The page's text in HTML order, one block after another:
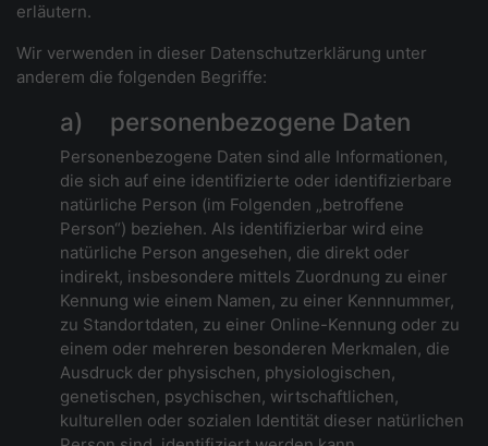
erläutern.
Wir verwenden in dieser Datenschutzerklärung unter
anderem die folgenden Begriffe:
a) personenbezogene Daten
Personenbezogene Daten sind alle Informationen,
die sich auf eine identifizierte oder identifizierbare
natürliche Person (im Folgenden „betroffene
Person“) beziehen. Als identifizierbar wird eine
natürliche Person angesehen, die direkt oder
indirekt, insbesondere mittels Zuordnung zu einer
Kennung wie einem Namen, zu einer Kennnummer,
zu Standortdaten, zu einer Online-Kennung oder zu
einem oder mehreren besonderen Merkmalen, die
Ausdruck der physischen, physiologischen,
genetischen, psychischen, wirtschaftlichen,
kulturellen oder sozialen Identität dieser natürlichen